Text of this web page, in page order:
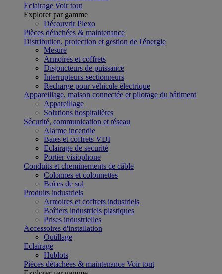
Eclairage Voir tout
Explorer par gamme
Découvrir Plexo
Pièces détachées & maintenance
Distribution, protection et gestion de l'énergie
Mesure
Armoires et coffrets
Disjoncteurs de puissance
Interrupteurs-sectionneurs
Recharge pour véhicule électrique
Appareillage, maison connectée et pilotage du bâtiment
Appareillage
Solutions hospitalières
Sécurité, communication et réseau
Alarme incendie
Baies et coffrets VDI
Eclairage de securité
Portier visiophone
Conduits et cheminements de câble
Colonnes et colonnettes
Boîtes de sol
Produits industriels
Armoires et coffrets industriels
Boîtiers industriels plastiques
Prises industrielles
Accessoires d'installation
Outillage
Eclairage
Hublots
Pièces détachées & maintenance Voir tout